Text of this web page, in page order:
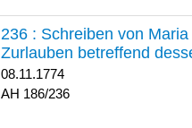
236 : Schreiben von
Zurlauben betreffend
08.11.1774
186/236